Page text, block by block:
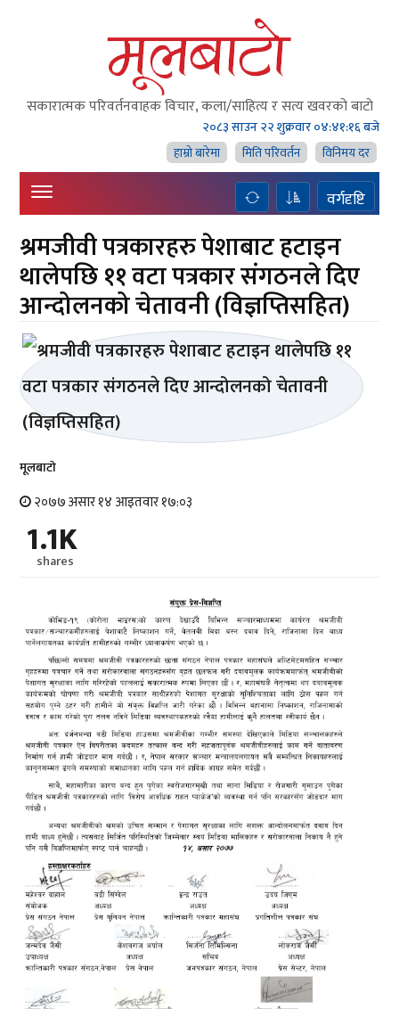
सकारात्मक परिवर्तनवाहक विचार, कला/साहित्य र सत्य खवरको बाटाे
२०८३ साउन २२ शुक्रवार०४:४१:१७ बजे
हाम्राे बारेमा
मिति परिवर्तन विनिमय दर
वर्गदृष्टि
श्रमजीवी पत्रकारहरु पेशाबाट हटाइन
थालेपछि ११ वटा पत्रकार संगठनले दिए
आन्दोलनको चेतावनी (विज्ञप्तिसहित)
मूलबाटाे
२०७७ असार १४ आइतवार १७:०३
1.1K
shares